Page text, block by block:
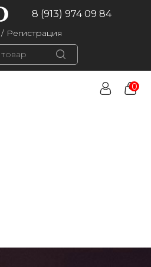
8 (913) 974 09 84
/ Регистрация
0